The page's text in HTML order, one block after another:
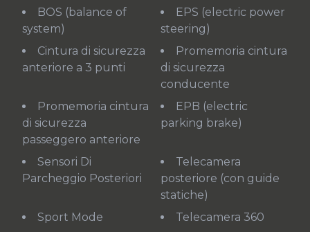
BOS (balance of
system)
EPS (electric power
steering)
Cintura di sicurezza
anteriore a 3 punti
Promemoria cintura
di sicurezza
conducente
Promemoria cintura
di sicurezza
passeggero anteriore
EPB (electric
parking brake)
Sensori Di
Parcheggio Posteriori
Telecamera
posteriore (con guide
statiche)
Sport Mode
Telecamera 360